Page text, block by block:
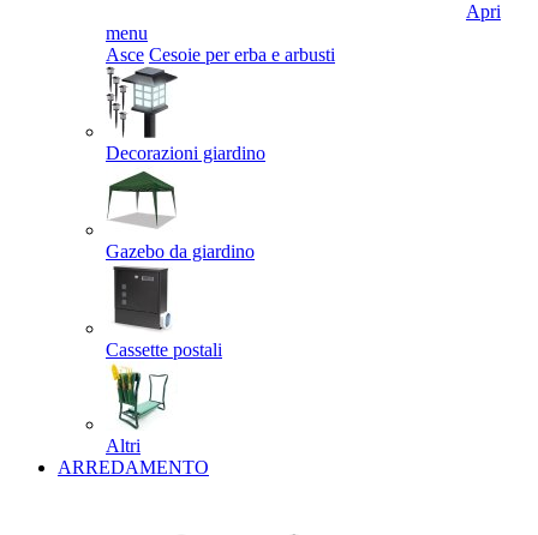
Apri
menu
Asce Cesoie per erba e arbusti
Decorazioni giardino
Gazebo da giardino
Cassette postali
Altri
ARREDAMENTO